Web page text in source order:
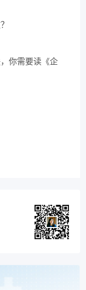
你需要读《企